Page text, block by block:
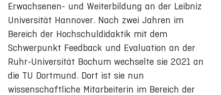
Erwachsenen- und Weiterbildung an der Leibniz
Universität Hannover. Nach zwei Jahren im
Bereich der Hochschuldidaktik mit dem
Schwerpunkt Feedback und Evaluation an der
Ruhr-Universität Bochum wechselte sie 2021 an
die TU Dortmund. Dort ist sie nun
wissenschaftliche Mitarbeiterin im Bereich der